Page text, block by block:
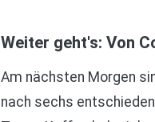
Weiter geht's: Von
Am nächsten Morgen
nach sechs